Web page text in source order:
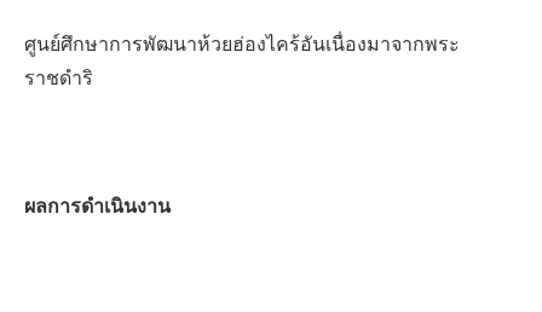
ศูนย์ศึกษาการพัฒนาห้วยฮ่องไคร้อันเนื่องมาจากพระ
ราชดำริ
ผลการดำเนินงาน